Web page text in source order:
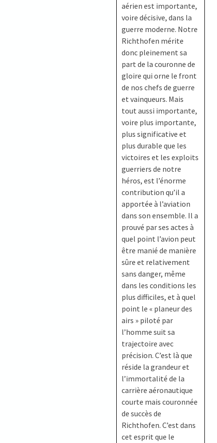
aérien est importante,
voire décisive, dans la
guerre moderne. Notre
Richthofen mérite
donc pleinement sa
part de la couronne de
gloire qui orne le front
de nos chefs de guerre
et vainqueurs. Mais
tout aussi importante,
voire plus importante,
plus significative et
plus durable que les
victoires et les exploits
guerriers de notre
héros, est l’énorme
contribution qu’il a
apportée à l’aviation
dans son ensemble. Il a
prouvé par ses actes à
quel point l’avion peut
être manié de manière
sûre et relativement
sans danger, même
dans les conditions les
plus difficiles, et à quel
point le « planeur des
airs » piloté par
l’homme suit sa
trajectoire avec
précision. C’est là que
réside la grandeur et
l’immortalité de la
carrière aéronautique
courte mais couronnée
de succès de
Richthofen. C’est dans
cet esprit que le